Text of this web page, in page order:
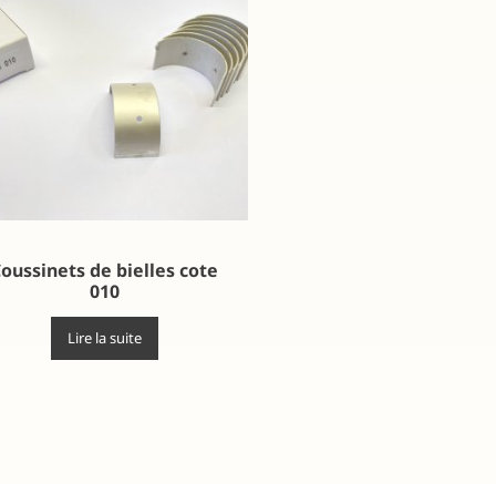
de bielles cote
010
Lire la suite